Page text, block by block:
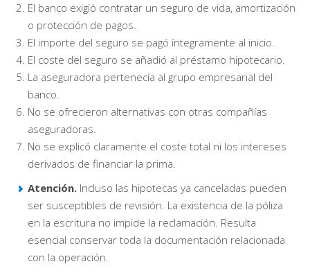
El banco exigió contratar un seguro de vida, amortización
o protección de pagos.
El importe del seguro se pagó íntegramente al inicio.
El coste del seguro se añadió al préstamo hipotecario.
La aseguradora pertenecía al grupo empresarial del
banco.
No se ofrecieron alternativas con otras compañías
aseguradoras.
No se explicó claramente el coste total ni los intereses
derivados de financiar la prima.
Atención. Incluso las hipotecas ya canceladas pueden
ser susceptibles de revisión. La existencia de la póliza
en la escritura no impide la reclamación. Resulta
esencial conservar toda la documentación relacionada
con la operación.